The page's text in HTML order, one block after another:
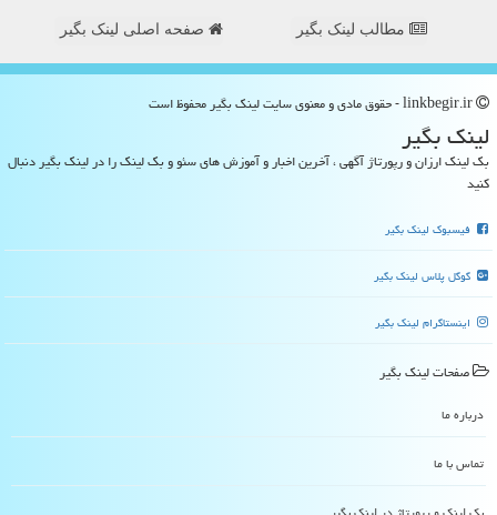
مطالب لینک بگیر صفحه اصلی لینک بگیر
لینك بگیر
بک لینک ارزان و رپورتاژ آگهی ، آخرین اخبار و آموزش های سئو و بک لینک را در لینک بگیر دنبال
کنید
فیسبوک لینک بگیر
گوگل پلاس لینک بگیر
اینستاگرام لینک بگیر
صفحات لینك بگیر
درباره ما
تماس با ما